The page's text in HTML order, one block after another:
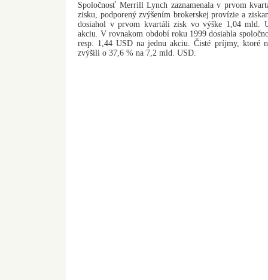
Spoločnosť Merrill Lynch zaznamenala v prvom
zisku, podporený zvýšením brokerskej provízie a
dosiahol v prvom kvartáli zisk vo výške 1,04 mld.
akciu. V rovnakom období roku 1999 dosiahla
resp. 1,44 USD na jednu akciu. Čisté príjmy, ktoré
zvýšili o 37,6 % na 7,2 mld. USD.